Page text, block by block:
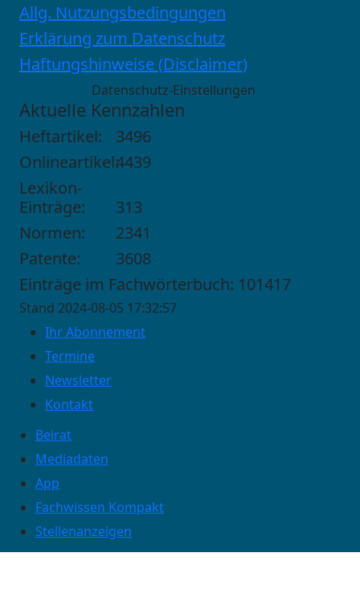
Allg. Nutzungsbedingungen
Erklärung zum Datenschutz
Haftungshinweise (Disclaimer)
Datenschutz-Einstellungen
Aktuelle Kennzahlen
Heftartikel:
3496
Onlineartikel:4439
Lexikon-
Einträge:
313
Normen:
2341
Patente:
3608
Einträge im Fachwörterbuch: 101417
Stand 2024-08-05 17:32:57
Ihr Abonnement
Termine
Newsletter
Kontakt
Beirat
Mediadaten
App
Fachwissen Kompakt
Stellenanzeigen